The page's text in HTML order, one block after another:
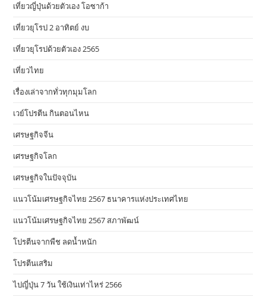
เที่ยวญี่ปุ่นด้วยตัวเอง โอซาก้า
เที่ยวยุโรป 2 อาทิตย์ งบ
เที่ยวยุโรปด้วยตัวเอง 2565
เที่ยวไทย
เรื่องเล่าจากทั่วทุกมุมโลก
เวย์โปรตีน กินตอนไหน
เศรษฐกิจจีน
เศรษฐกิจโลก
เศรษฐกิจในปัจจุบัน
แนวโน้มเศรษฐกิจไทย 2567 ธนาคารแห่งประเทศไทย
แนวโน้มเศรษฐกิจไทย 2567 สภาพัฒน์
โปรตีนจากพืช ลดน้ำหนัก
โปรตีนเสริม
ไปญี่ปุ่น 7 วัน ใช้เงินเท่าไหร่ 2566